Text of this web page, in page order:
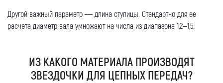
Другой важный параметр — длина ступицы. Стандартно для ее
расчета диаметр вала умножают на числа из диапазона 1,2–1,5.
ИЗ КАКОГО МАТЕРИАЛА ПРОИЗВОДЯТ
ЗВЕЗДОЧКИ ДЛЯ ЦЕПНЫХ ПЕРЕДАЧ?